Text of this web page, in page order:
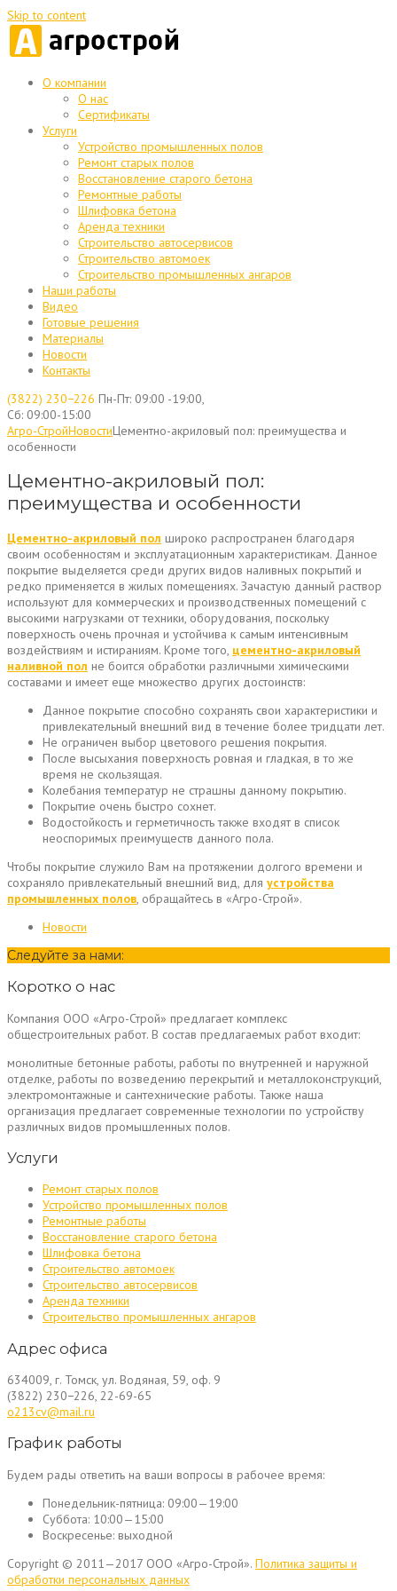
Skip to content
О компании
О нас
Сертификаты
Услуги
Устройство промышленных полов
Ремонт старых полов
Восстановление старого бетона
Ремонтные работы
Шлифовка бетона
Аренда техники
Строительство автосервисов
Строительство автомоек
Строительство промышленных ангаров
Наши работы
Видео
Готовые решения
Материалы
Новости
Контакты
(3822) 230−226 Пн-Пт: 09:00 -19:00,
Сб: 09:00-15:00
Агро-СтройНовостиЦементно-акриловый пол: преимущества и
особенности
Цементно-акриловый пол:
преимущества и особенности
Цементно-акриловый пол широко распространен благодаря
своим особенностям и эксплуатационным характеристикам. Данное
покрытие выделяется среди других видов наливных покрытий и
редко применяется в жилых помещениях. Зачастую данный раствор
используют для коммерческих и производственных помещений с
высокими нагрузками от техники, оборудования, поскольку
поверхность очень прочная и устойчива к самым интенсивным
воздействиям и истираниям. Кроме того, цементно-акриловый
наливной пол не боится обработки различными химическими
составами и имеет еще множество других достоинств:
Данное покрытие способно сохранять свои характеристики и
привлекательный внешний вид в течение более тридцати лет.
Не ограничен выбор цветового решения покрытия.
После высыхания поверхность ровная и гладкая, в то же
время не скользящая.
Колебания температур не страшны данному покрытию.
Покрытие очень быстро сохнет.
Водостойкость и герметичность также входят в список
неоспоримых преимуществ данного пола.
Чтобы покрытие служило Вам на протяжении долгого времени и
сохраняло привлекательный внешний вид, для устройства
промышленных полов, обращайтесь в «Агро-Строй».
Новости
Следуйте за нами:
Коротко о нас
Компания ООО «Агро-Строй» предлагает комплекс
общестроительных работ. В состав предлагаемых работ входит:
монолитные бетонные работы, работы по внутренней и наружной
отделке, работы по возведению перекрытий и металлоконструкций,
электромонтажные и сантехнические работы. Также наша
организация предлагает современные технологии по устройству
различных видов промышленных полов.
Услуги
Ремонт старых полов
Устройство промышленных полов
Ремонтные работы
Восстановление старого бетона
Шлифовка бетона
Строительство автомоек
Строительство автосервисов
Аренда техники
Строительство промышленных ангаров
Адрес офиса
634009, г. Томск, ул. Водяная, 59, оф. 9
(3822) 230−226, 22-69-65
o213cv@mail.ru
График работы
Будем рады ответить на ваши вопросы в рабочее время:
Понедельник-пятница: 09:00—19:00
Суббота: 10:00—15:00
Воскресенье: выходной
Copyright © 2011—2017 ООО «Агро-Строй». Политика защиты и
обработки персональных данных